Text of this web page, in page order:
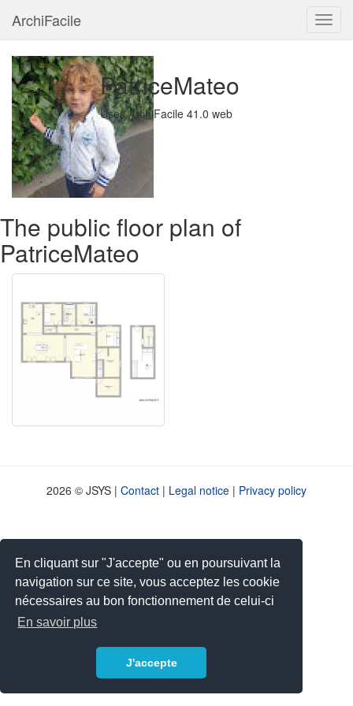
En cliquant sur "J'accepte" ou en poursuivant la
navigation sur ce site, vous acceptez les cookie
nécessaires au bon fonctionnement de celui-ci
En savoir plus
J'accepte
ArchiFacile
PatriceMateo
Uses ArchiFacile 41.0 web
The public floor plan of
PatriceMateo
2026 © JSYS | Contact | Legal notice | Privacy policy